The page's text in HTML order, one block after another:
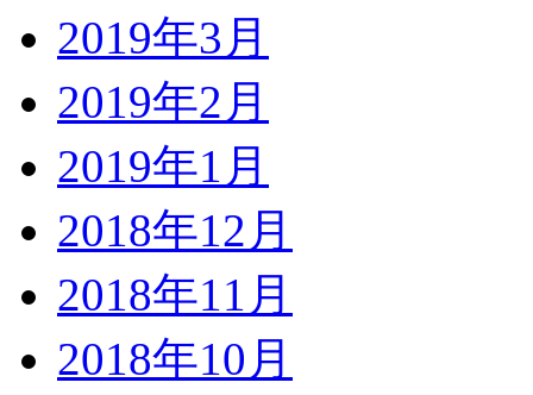
2019年3月
2019年2月
2019年1月
2018年12月
2018年11月
2018年10月